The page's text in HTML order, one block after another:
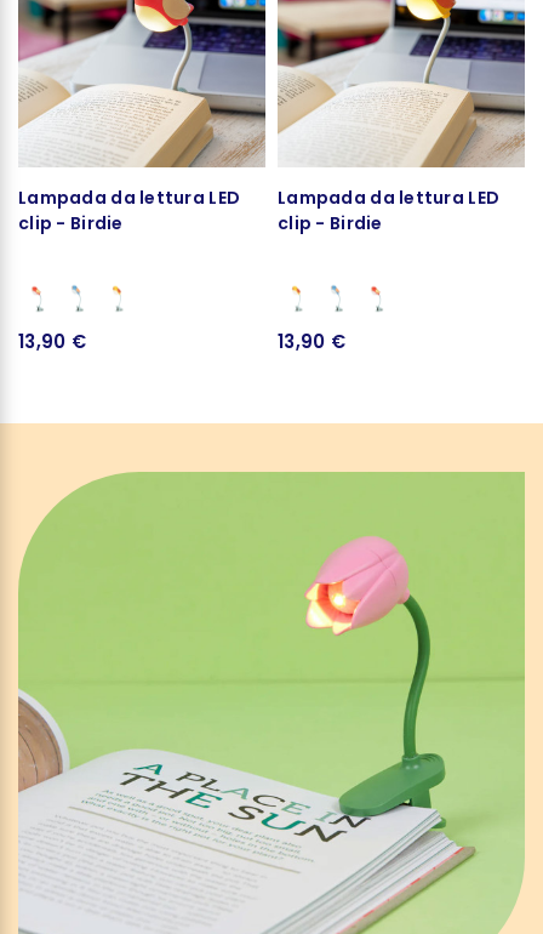
Lampada da lettura LED
clip - Birdie
13,90 €
Lampada da lettura LED
clip - Birdie
13,90 €